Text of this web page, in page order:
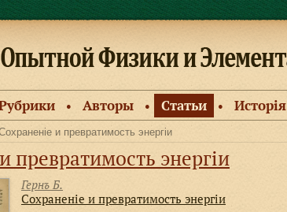
● Авторы ● Статьи ● Исторiя
и превратимость энергiи
превратимость энергiи
Гернъ Б.
Сохраненiе и превратимость энергiи